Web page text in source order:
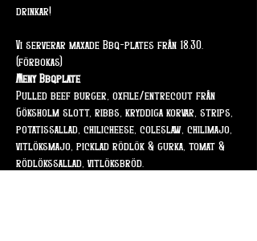
drinkar!
Vi serverar maxade Bbq-plates från 18.30.
(förbokas)
Meny Bbqplate
Pulled beef burger, oxfile/entrecout från
Göksholm slott, ribbs, kryddiga korvar, strips,
potatissallad, chilicheese, coleslaw, chilimajo,
vitlöksmajo, picklad rödlök & gurka, tomat &
rödlökssallad, vitlöksbröd.